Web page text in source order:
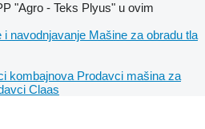
"Agro - Teks Plyus" u ovim
i navodnjavanje Mašine za obradu tla
kombajnova Prodavci mašina za
Claas